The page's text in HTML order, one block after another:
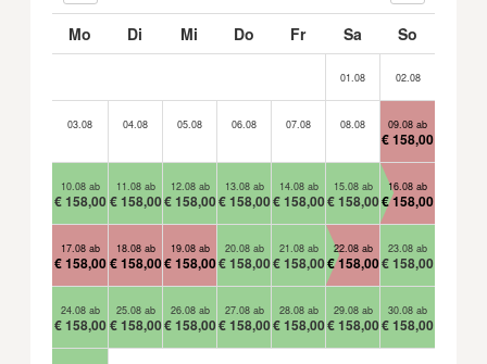
Mo Di Mi Do Fr Sa So
01.08 02.08
03.08 04.08 05.08 06.08 07.08 08.08 09.08 ab
€ 158,00
10.08 ab
€ 158,00
11.08 ab
€ 158,00
12.08 ab
€ 158,00
13.08 ab
€ 158,00
14.08 ab
€ 158,00
15.08 ab
€ 158,00
16.08 ab
€ 158,00
17.08 ab
€ 158,00
18.08 ab
€ 158,00
19.08 ab
€ 158,00
20.08 ab
€ 158,00
21.08 ab
€ 158,00
22.08 ab
€ 158,00
23.08 ab
€ 158,00
24.08 ab
€ 158,00
25.08 ab
€ 158,00
26.08 ab
€ 158,00
27.08 ab
€ 158,00
28.08 ab
€ 158,00
29.08 ab
€ 158,00
30.08 ab
€ 158,00